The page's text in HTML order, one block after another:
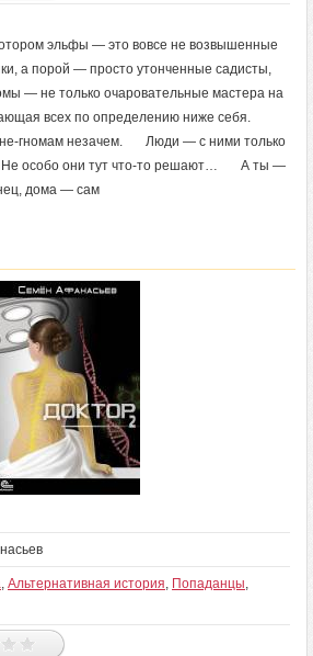
эльфы — это вовсе не возвышенные
а порой — просто утонченные садисты,
— не только очаровательные мастера на
всех по определению ниже себя.
не-гномам незачем. Люди — с ними только
Не особо они тут что-то решают… А ты —
дома — сам
, Альтернативная история, Попаданцы,